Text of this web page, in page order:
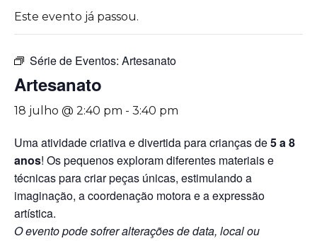
Este evento já passou.
Série de Eventos: Artesanato
Artesanato
18 julho @ 2:40 pm - 3:40 pm
Uma atividade criativa e divertida para crianças de5 a 8
anos! Os pequenos exploram diferentes materiais e
técnicas para criar peças únicas, estimulando a
imaginação, a coordenação motora e a expressão
artística.
O evento pode sofrer alterações de data, local ou